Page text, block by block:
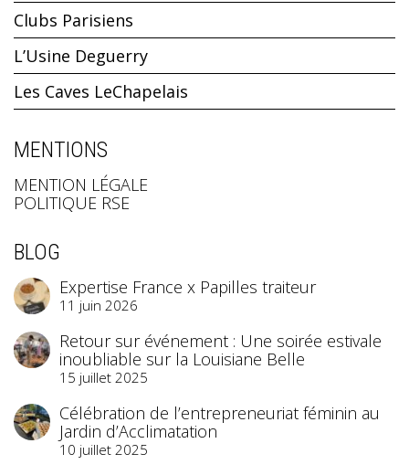
Clubs Parisiens
L’Usine Deguerry
Les Caves LeChapelais
MENTIONS
MENTION LÉGALE
POLITIQUE RSE
BLOG
Expertise France x Papilles traiteur
11 juin 2026
Retour sur événement : Une soirée estivale
inoubliable sur la Louisiane Belle
15 juillet 2025
Célébration de l’entrepreneuriat féminin au
Jardin d’Acclimatation
10 juillet 2025